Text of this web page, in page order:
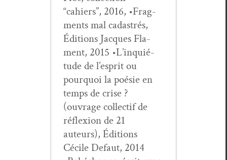
“cahiers”, 2016, •Frag­
ments mal cadas­trés,
Édi­tions Jacques Fla­
ment, 2015 •L’in­quié­
tude de l’e­sprit ou
pourquoi la poésie en
temps de crise ?
(ouvrage col­lec­tif de
réflex­ion de 21
auteurs), Édi­tions
Cécile Defaut, 2014